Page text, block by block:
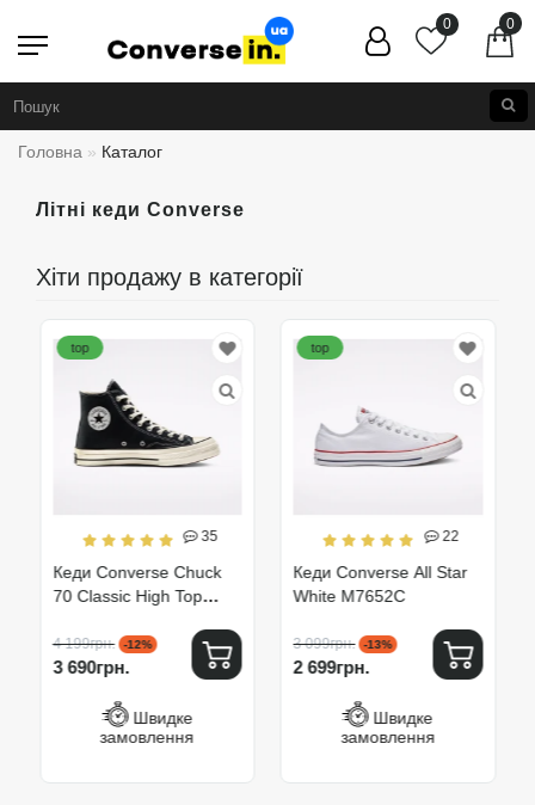
0
0
Головна Каталог
Літні кеди Converse
Хіти продажу в категорії
top
35
Кеди Converse Chuck
70 Classic High Top
4 199грн. -12%
3 690грн.
Швидке
замовлення
top
22
Кеди Converse All Star
White M7652C
3 099грн. -13%
2 699грн.
Швидке
замовлення